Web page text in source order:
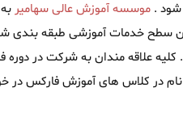
شود . موسسه آموزش عالی سهامیر
سطح خدمات آموزشی طبقه بندی
کلیه علاقه مندان به شرکت در
در کلاس های آموزش فارکس در